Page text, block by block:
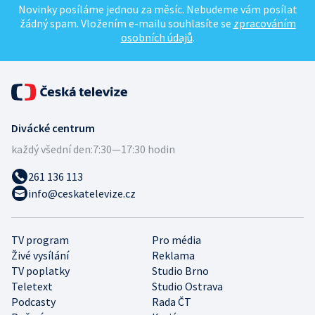
Novinky posíláme jednou za měsíc. Nebudeme vám posílat
žádný spam. Vložením e-mailu souhlasíte se zpracováním
osobních údajů.